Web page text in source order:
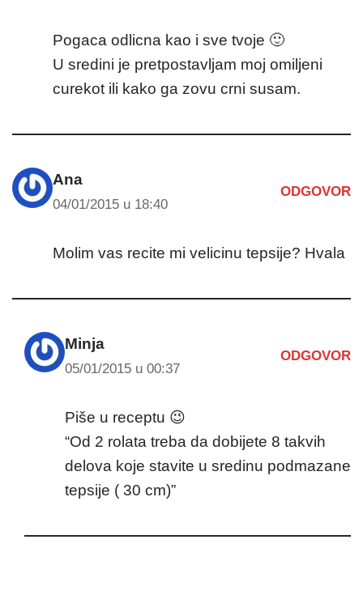
Pogaca odlicna kao i sve tvoje 🙂
U sredini je pretpostavljam moj omiljeni
curekot ili kako ga zovu crni susam.
Ana
04/01/2015 u 18:40
ODGOVOR
Molim vas recite mi velicinu tepsije? Hvala
Minja
05/01/2015 u 00:37
ODGOVOR
Piše u receptu 😉
“Od 2 rolata treba da dobijete 8 takvih
delova koje stavite u sredinu podmazane
tepsije ( 30 cm)”